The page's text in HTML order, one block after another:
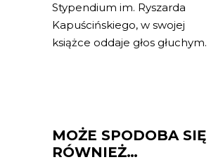
Stypendium im. Ryszarda
Kapuścińskiego, w swojej
książce oddaje głos głuchym.
MOŻE SPODOBA SIĘ
RÓWNIEŻ…